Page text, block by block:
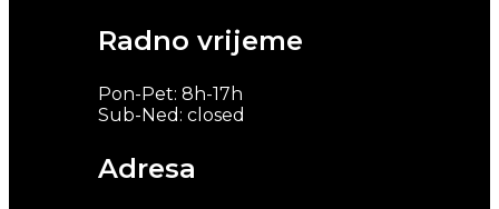
Radno vrijeme
Pon-Pet: 8h-17h
Sub-Ned: closed
Adresa